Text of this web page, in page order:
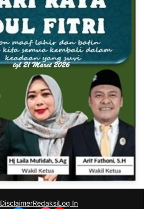
DisclaimerRedaksiLog In